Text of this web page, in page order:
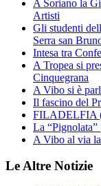
A Soriano la
Artisti
Gli studenti
Serra san
Intesa tra
A Tropea si
Cinquegrana
A Vibo si è
Il fascino del
FILADELFIA
La
A Vibo al via
Le Altre Notizie